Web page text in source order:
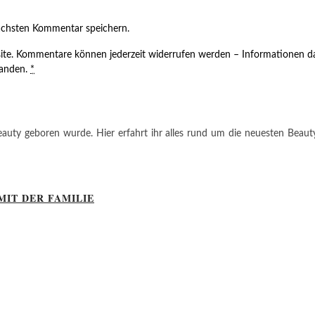
Kommentar speichern.
Kommentare können jederzeit widerrufen werden – Informationen
*
geboren wurde. Hier erfahrt ihr alles rund um die neuesten
DER FAMILIE